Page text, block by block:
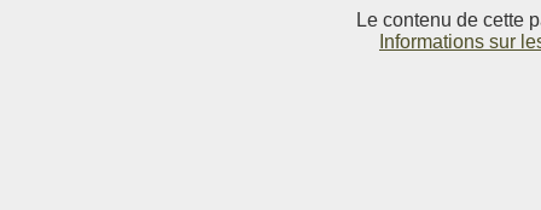
Le contenu de cette
Informations sur